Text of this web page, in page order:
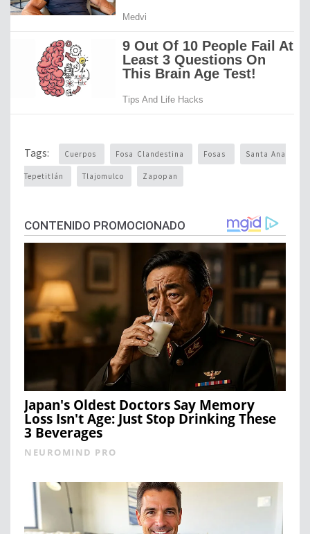
Tags: Cuerpos Fosa Clandestina Fosas Santa Ana
Tepetitlán Tlajomulco Zapopan
CONTENIDO PROMOCIONADO
Japan's Oldest Doctors Say Memory
Loss Isn't Age: Just Stop Drinking These
3 Beverages
NEUROMIND PRO